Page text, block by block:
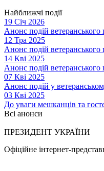
Найближчі події
19 Січ 2026
Анонс подій
12 Тра 2025
Анонс подій
14 Кві 2025
Анонс подій
07 Кві 2025
Анонс подій у
03 Кві 2025
До уваги мешканців та
Всі анонси
ПРЕЗИДЕНТ УКРАЇНИ
Офіційне інтернет-